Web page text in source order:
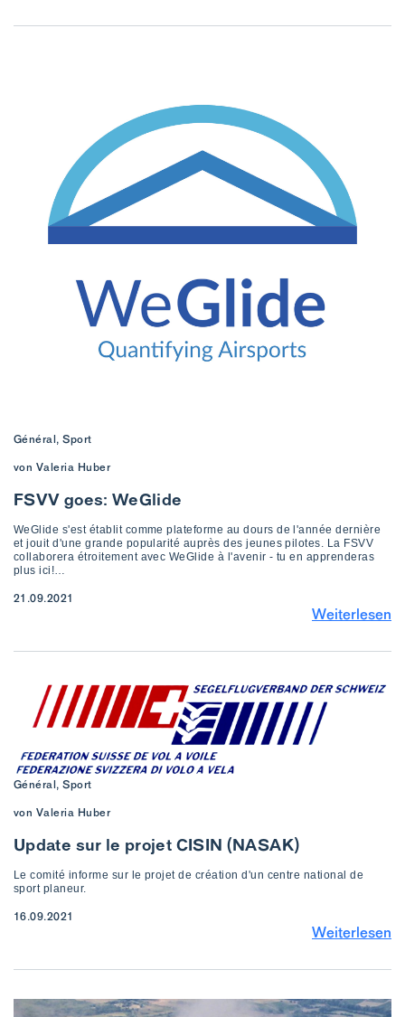
Général, Sport
von Valeria Huber
FSVV goes: WeGlide
WeGlide s'est établit comme plateforme au dours de l'année dernière
et jouit d'une grande popularité auprès des jeunes pilotes. La FSVV
collaborera étroitement avec WeGlide à l'avenir - tu en apprenderas
plus ici!…
21.09.2021
Weiterlesen
Général, Sport
von Valeria Huber
Update sur le projet CISIN (NASAK)
Le comité informe sur le projet de création d'un centre national de
sport planeur.
16.09.2021
Weiterlesen